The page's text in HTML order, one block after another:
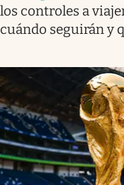
los controles a
cuándo seguirán y